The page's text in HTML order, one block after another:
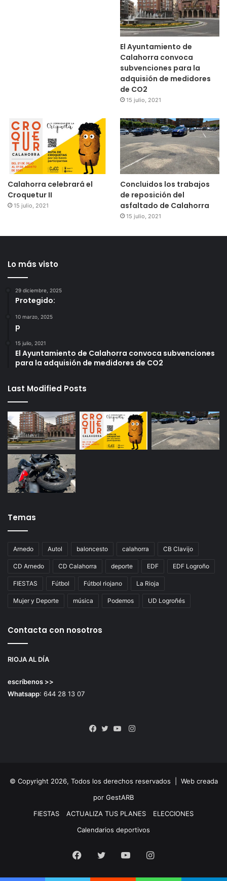
El Ayuntamiento de
Calahorra convoca
subvenciones para la
adquisión de medidores
de CO2
15 julio, 2021
Calahorra celebrará el
Croquetur II
15 julio, 2021
Concluidos los trabajos
de reposición del
asfaltado de Calahorra
15 julio, 2021
Lo más visto
29 diciembre, 2025
Protegido:
10 marzo, 2025
p
15 julio, 2021
El Ayuntamiento de Calahorra convoca subvenciones
para la adquisión de medidores de CO2
Last Modified Posts
Temas
Arnedo Autol baloncesto calahorra CB Clavijo
CD Arnedo CD Calahorra deporte EDF EDF Logroño
FIESTAS Fútbol Fútbol riojano La Rioja
Mujer y Deporte música Podemos UD Logroñés
Contacta con nosotros
RIOJA AL DÍA
escríbenos >>
Whatsapp: 644 28 13 07
Instagram
© Copyright 2026, Todos los derechos reservados | Web creada
por GestARB
FIESTAS
ACTUALIZA TUS PLANES
ELECCIONES
Calendarios deportivos
Facebook
Twitter YouTubeInstagram